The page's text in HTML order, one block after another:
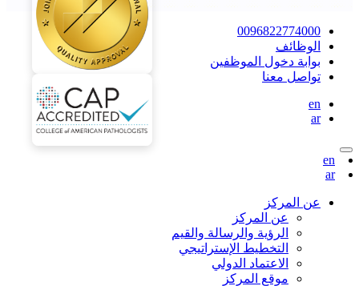
0096822774000
الوظائف
بوابة دخول الموظفين
تواصل معنا
en
ar
en
ar
عن المركز
عن المركز
الرؤية والرسالة والقيم
التخطيط الإستراتيجي
الاعتماد الدولي
موقع المركز